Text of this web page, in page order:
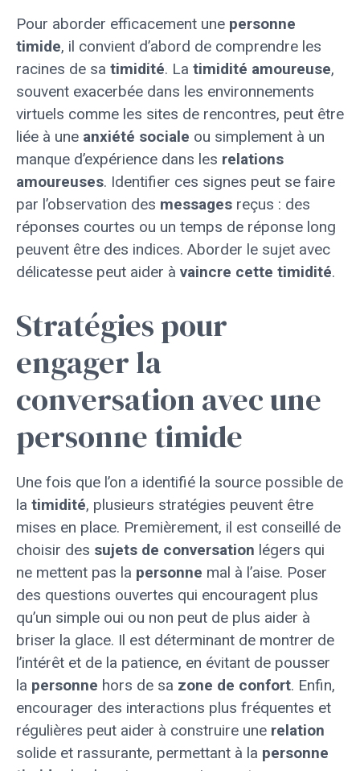
Pour aborder efficacement une personne
timide, il convient d’abord de comprendre les
racines de sa timidité. La timidité amoureuse,
souvent exacerbée dans les environnements
virtuels comme les sites de rencontres, peut être
liée à une anxiété sociale ou simplement à un
manque d’expérience dans les relations
amoureuses. Identifier ces signes peut se faire
par l’observation des messages reçus : des
réponses courtes ou un temps de réponse long
peuvent être des indices. Aborder le sujet avec
délicatesse peut aider à vaincre cette timidité.
Stratégies pour
engager la
conversation avec une
personne timide
Une fois que l’on a identifié la source possible de
la timidité, plusieurs stratégies peuvent être
mises en place. Premièrement, il est conseillé de
choisir des sujets de conversation légers qui
ne mettent pas la personne mal à l’aise. Poser
des questions ouvertes qui encouragent plus
qu’un simple oui ou non peut de plus aider à
briser la glace. Il est déterminant de montrer de
l’intérêt et de la patience, en évitant de pousser
la personne hors de sa zone de confort. Enfin,
encourager des interactions plus fréquentes et
régulières peut aider à construire une relation
solide et rassurante, permettant à la personne